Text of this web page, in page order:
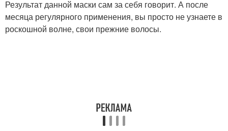
Результат данной маски сам за себя говорит. А после
месяца регулярного применения, вы просто не узнаете в
роскошной волне, свои прежние волосы.